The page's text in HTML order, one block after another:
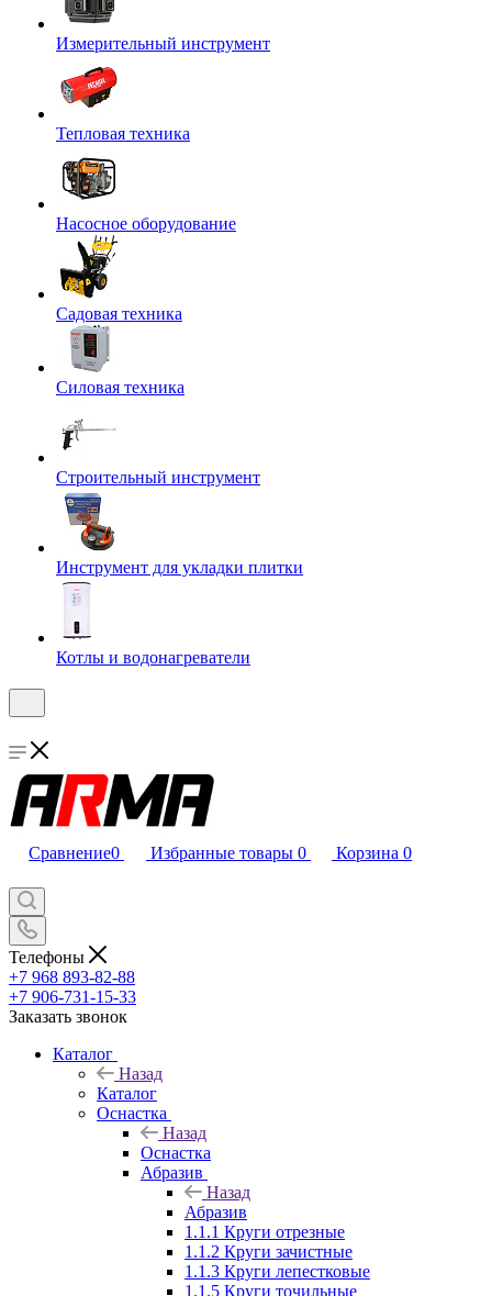
Измерительный инструмент
Тепловая техника
Насосное оборудование
Садовая техника
Силовая техника
Строительный инструмент
Инструмент для укладки плитки
Котлы и водонагреватели
Сравнение0 Избранные товары 0 Корзина 0
Телефоны
+7 968 893-82-88
+7 906-731-15-33
Заказать звонок
Каталог
Назад
Каталог
Оснастка
Назад
Оснастка
Абразив
Назад
Абразив
1.1.1 Круги отрезные
1.1.2 Круги зачистные
1.1.3 Круги лепестковые
1.1.5 Круги точильные